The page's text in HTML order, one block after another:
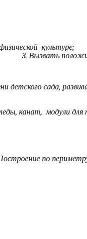
по физической
и
детского сада,
канат, модули
по
мамы
А вы
Приучай